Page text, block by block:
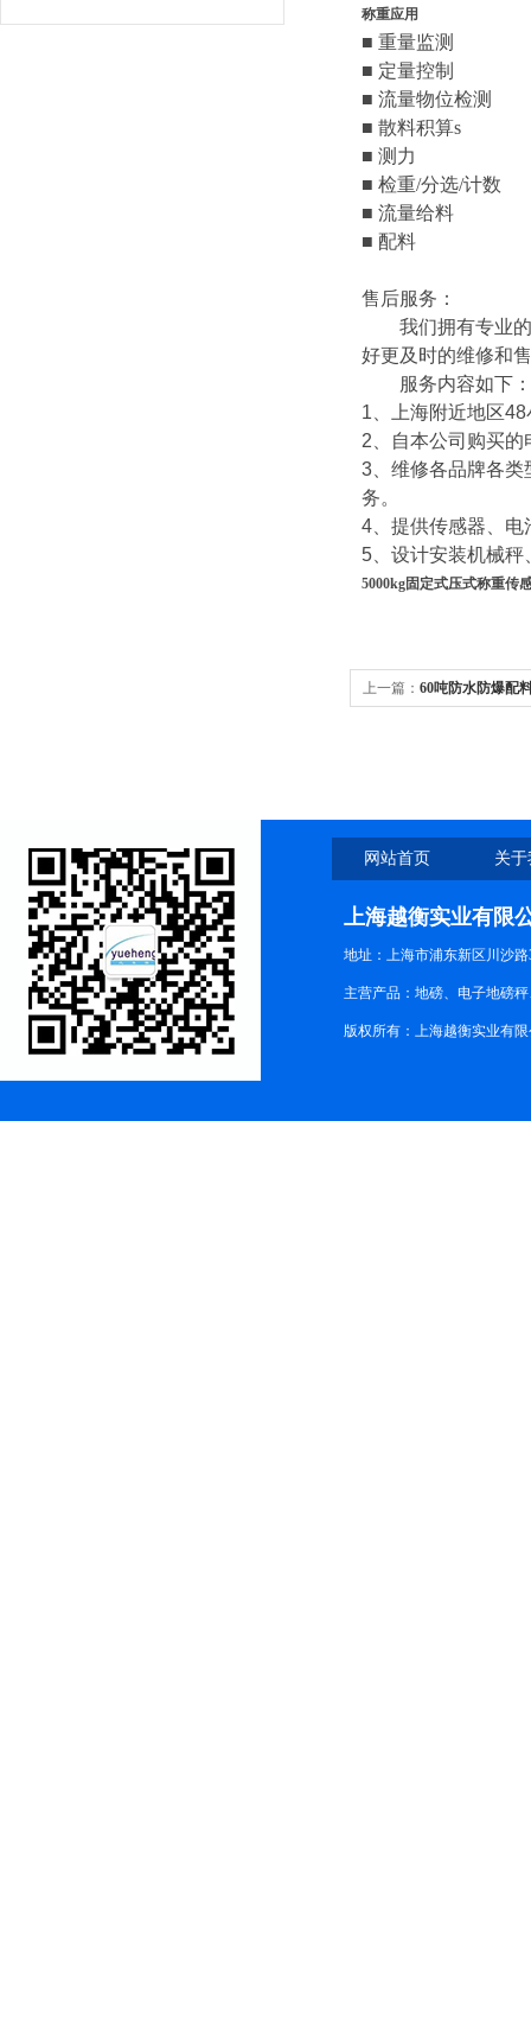
称重应用
■ 重量监测
■ 定量控制
■ 流量物位检测
■ 散料积算s
■ 测力
■ 检重/分选/计数
■ 流量给料
■ 配料
售后服务：
我们拥有专业的
好更及时的维修和
服务内容如下：
1 、上海附近地区48
2 、自本公司购买
3 、维修各品牌各
务。
4 、提供传感器、
5 、设计安装机械
5000kg固定式压式称重传
上一篇： 60吨防水防爆配
网站首页 关
上海越衡实业有限
地址：上海市浦东新区川沙路
主营产品：地磅、电子地磅
版权所有：上海越衡实业有